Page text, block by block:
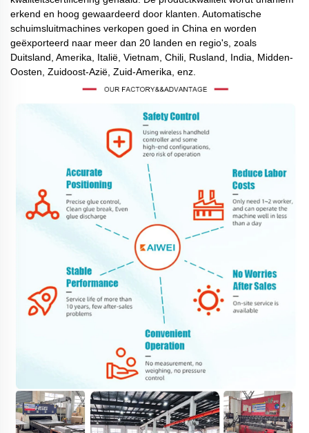
erkend en hoog gewaardeerd door klanten. Automatische
schuimsluitmachines verkopen goed in China en worden
geëxporteerd naar meer dan 20 landen en regio's, zoals
Duitsland, Amerika, Italië, Vietnam, Chili, Rusland, India, Midden-
Oosten, Zuidoost-Azië, Zuid-Amerika, enz.